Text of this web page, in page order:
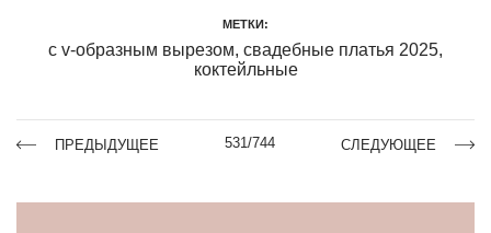
МЕТКИ:
с v-образным вырезом, свадебные платья 2025,
коктейльные
ПРЕДЫДУЩЕЕ 531/744 СЛЕДУЮЩЕЕ